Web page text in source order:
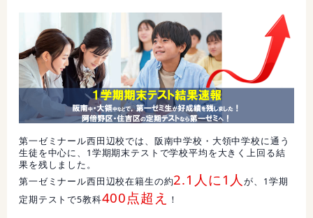
第一ゼミナール西田辺校では、阪南中学校・大領中学校に通う
生徒を中心に、1学期期末テストで学校平均を大きく上回る結
果を残しました。
第一ゼミナール西田辺校在籍生の約2.1人に1人が、1学期
定期テストで5教科400点超え ！